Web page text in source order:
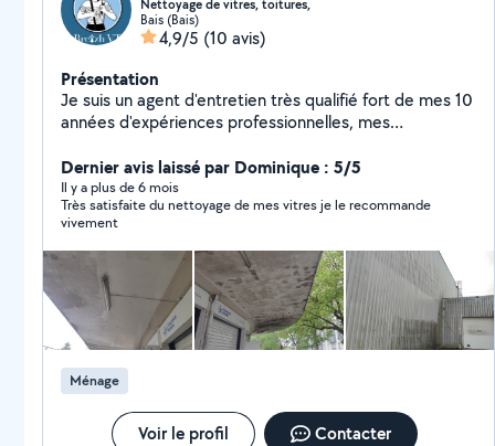
Nettoyage de vitres, toitures,
Bais (Bais)
4,9/5 (10 avis)
Présentation
Je suis un agent d'entretien très qualifié fort de mes 10
années d'expériences professionnelles, mes
démoussage de toitures et façades par drone. Je
propose également des remises en état après travaux
pour professionnels ou particuliers. Je suis en mesure
d'effectuer des déblais, des décapages de sols, des
nettoyages de tapis, moquette, canapés. Mes prix
sont très raisonnables, je saurais être à l'écoute, donc
je vous laisse tenter le coup. Mes services sont
disponibles sur la région rennaise et sa périphérie.
Dernier avis laissé par Dominique : 5/5
Il y a plus de 6 mois
Très satisfaite du nettoyage de mes vitres je le recommande
vivement
Ménage
Voir le profil Contacter